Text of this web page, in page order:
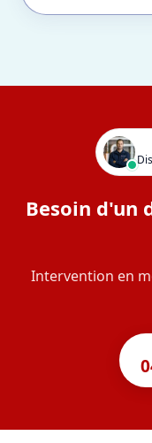
Besoin d'un
Intervention en